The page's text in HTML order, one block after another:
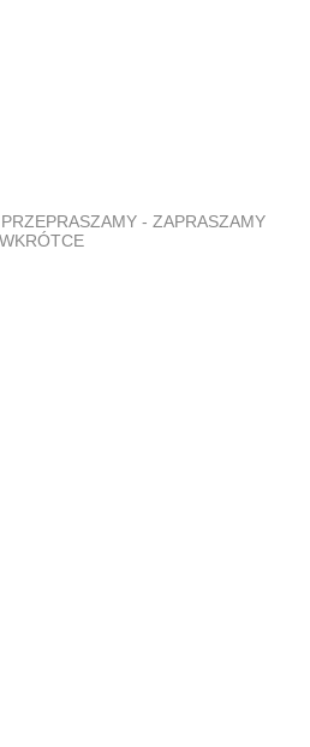
- ZAPRASZAMY
WKRÓTCE